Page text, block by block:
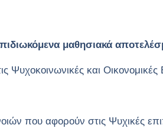
μαθησιακά
Ψυχοκοινωνικές και
που αφορούν στις Ψυχικές